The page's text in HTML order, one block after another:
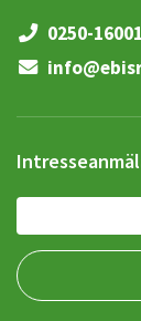
0250-16001